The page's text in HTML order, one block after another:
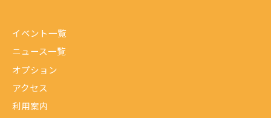
イベント一覧
ニュース一覧
オプション
アクセス
利用案内